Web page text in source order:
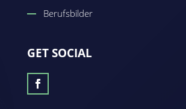
Berufsbilder
GET SOCIAL